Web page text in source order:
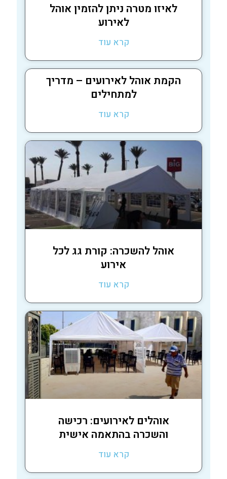
לאיזו מטרה ניתן להזמין אוהל
לאירוע
קרא עוד
הקמת אוהל לאירועים – מדריך
למתחילים
קרא עוד
אוהל להשכרה: קורת גג לכל
אירוע
קרא עוד
אוהלים לאירועים: רכישה
והשכרה בהתאמה אישית
קרא עוד